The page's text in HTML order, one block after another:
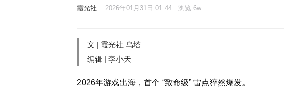
霞光社 2026年01月31日 01:44 浏览 6w
文 | 霞光社 乌塔
编辑 | 李小天
2026年游戏出海，首个 “致命级” 雷点猝然爆发。